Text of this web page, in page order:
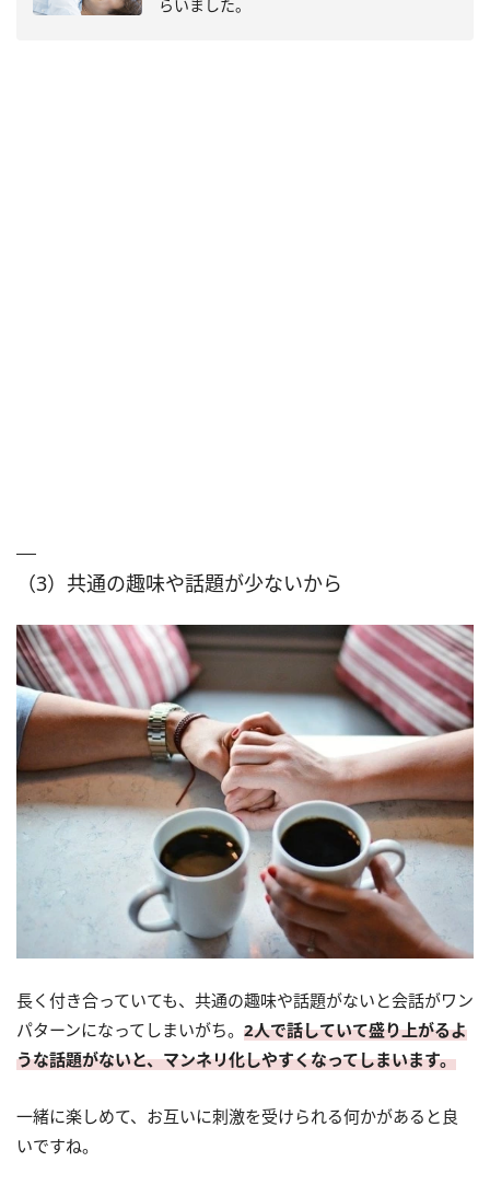
らいました。
（3）共通の趣味や話題が少ないから
長く付き合っていても、共通の趣味や話題がないと会話がワン
パターンになってしまいがち。 2人で話していて盛り上がるよ
うな話題がないと、マンネリ化しやすくなってしまいます。
一緒に楽しめて、お互いに刺激を受けられる何かがあると良
いですね。